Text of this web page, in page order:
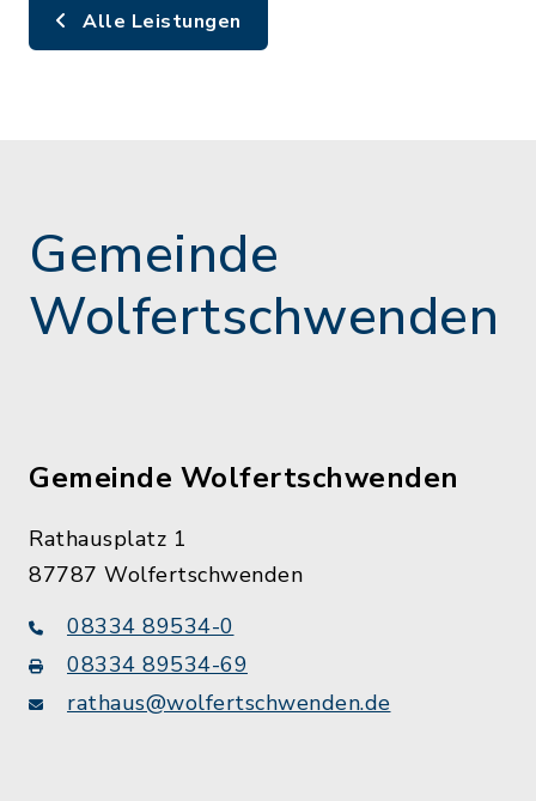
Alle Leistungen
Gemeinde
Wolfertschwenden
Gemeinde Wolfertschwenden
Rathausplatz 1
87787 Wolfertschwenden
08334 89534-0
08334 89534-69
rathaus@wolfertschwenden.de